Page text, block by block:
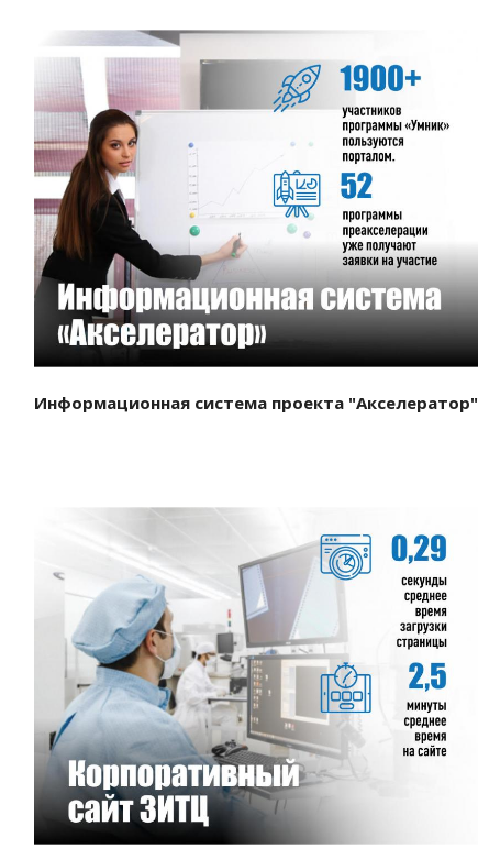
Смотреть проект
Информационная система проекта "Акселератор"
Смотреть проект